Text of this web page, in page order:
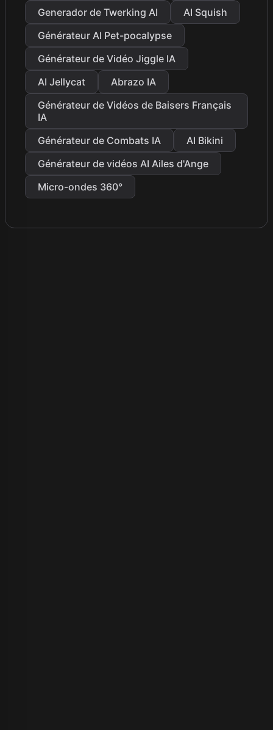
Generador de Twerking AI
AI Squish
Générateur AI Pet-pocalypse
Générateur de Vidéo Jiggle IA
AI Jellycat
Abrazo IA
Générateur de Vidéos de Baisers Français
IA
Générateur de Combats IA
AI Bikini
Générateur de vidéos AI Ailes d'Ange
Micro-ondes 360°